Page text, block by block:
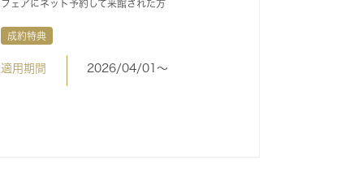
フェアにネット予約して来館された方
成約特典
適用期間 2026/04/01〜